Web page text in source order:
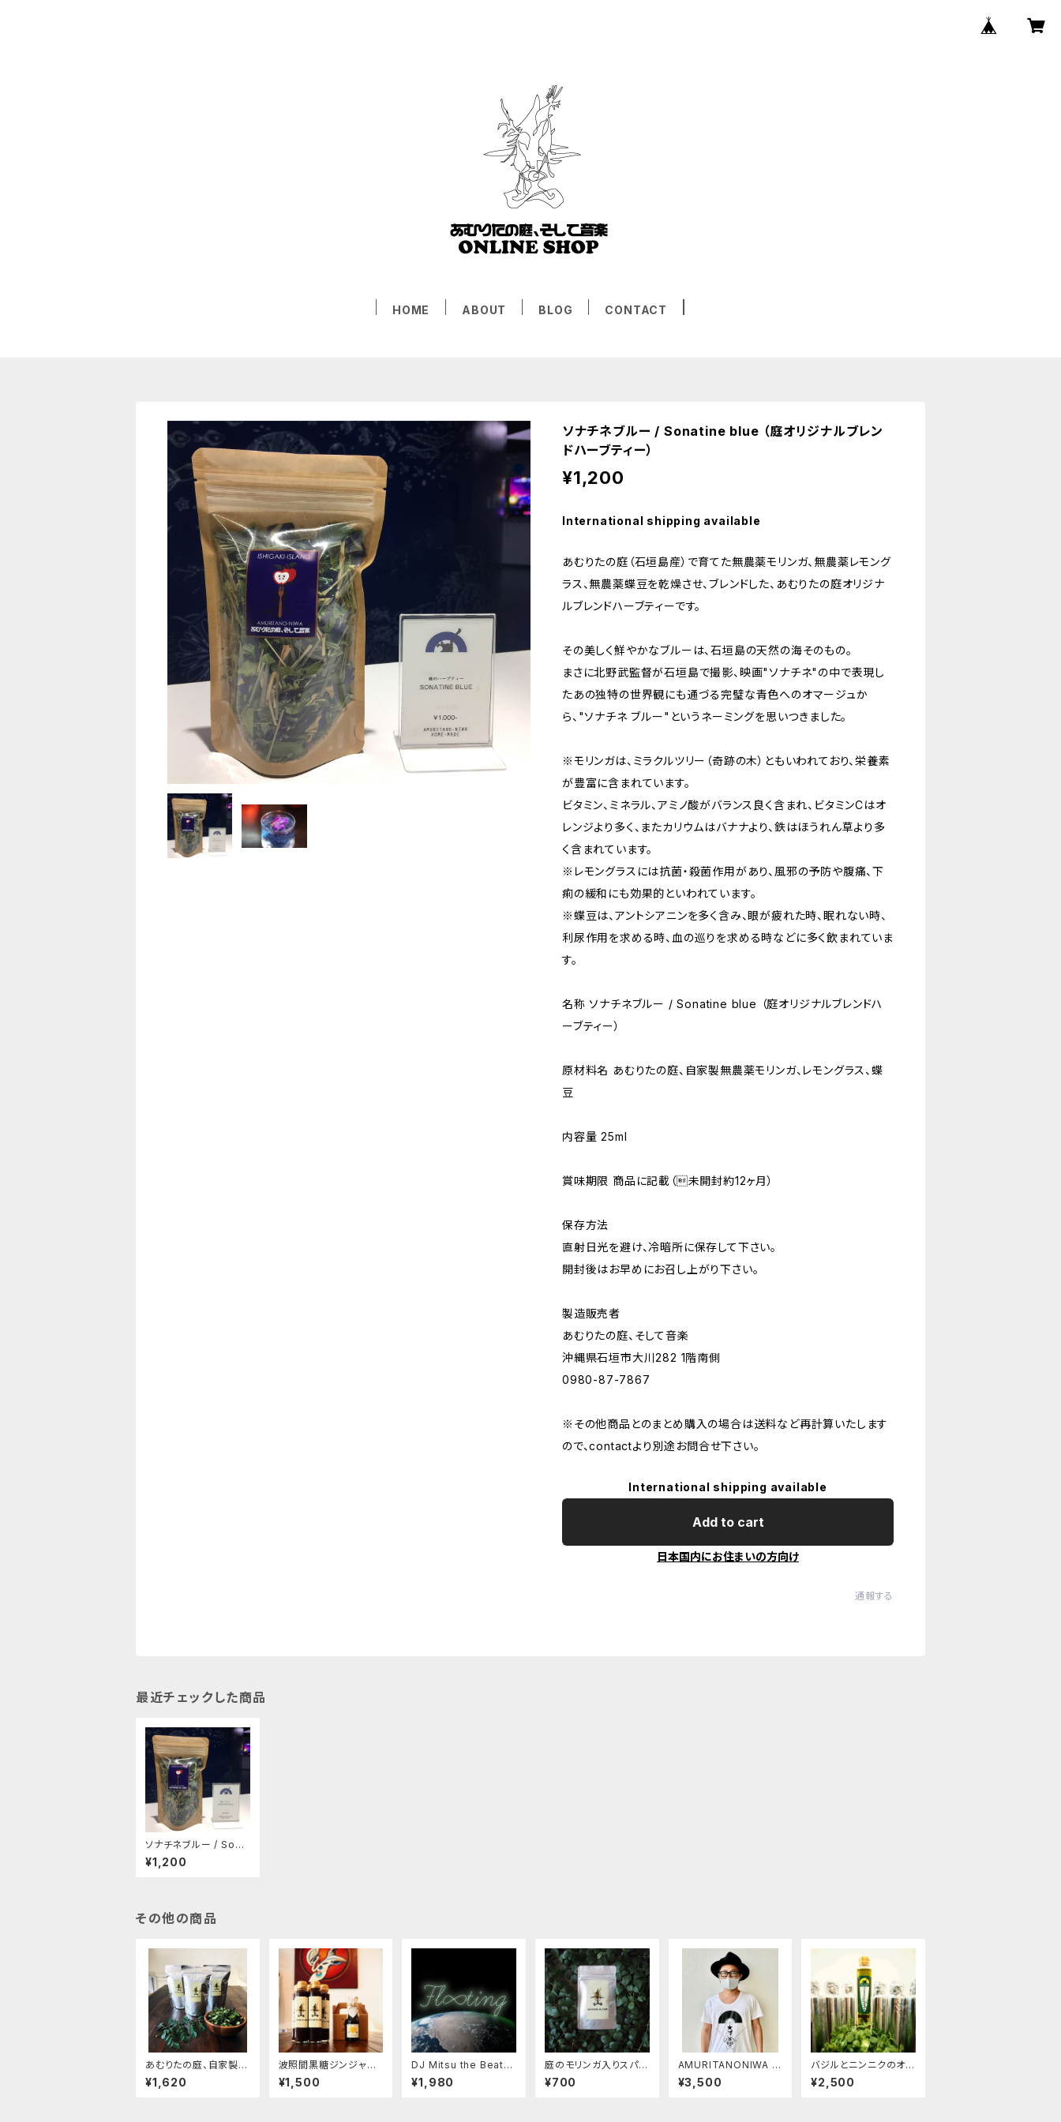
HOME ABOUT BLOG CONTACT
ソナチネブルー / Sonatine blue （庭オリジナルブレン
ドハーブティー）
¥1,200
International shipping available
あむりたの庭（石垣島産）で育てた無農薬モリンガ、無農薬レモング
ラス、無農薬蝶豆を乾燥させ、ブレンドした、あむりたの庭オリジナ
ルブレンドハーブティーです。
その美しく鮮やかなブルーは、石垣島の天然の海そのもの。
まさに北野武監督が石垣島で撮影、映画"ソナチネ"の中で表現し
たあの独特の世界観にも通づる完璧な青色へのオマージュか
ら、"ソナチネ ブルー"というネーミングを思いつきました。
※モリンガは、ミラクルツリー（奇跡の木）ともいわれており、栄養素
が豊富に含まれています。
ビタミン、ミネラル、アミノ酸がバランス良く含まれ、ビタミンCはオ
レンジより多く、またカリウムはバナナより、鉄はほうれん草より多
く含まれています。
※レモングラスには抗菌・殺菌作用があり、風邪の予防や腹痛、下
痢の緩和にも効果的といわれています。
※蝶豆は、アントシアニンを多く含み、眼が疲れた時、眠れない時、
利尿作用を求める時、血の巡りを求める時などに多く飲まれていま
す。
名称 ソナチネブルー / Sonatine blue （庭オリジナルブレンドハ
ーブティー）
原材料名 あむりたの庭、自家製無農薬モリンガ、レモングラス、蝶
豆
内容量 25ml
賞味期限 商品に記載（未開封約12ヶ月）
保存方法
直射日光を避け、冷暗所に保存して下さい。
開封後はお早めにお召し上がり下さい。
製造販売者
あむりたの庭、そして音楽
沖縄県石垣市大川282 1階南側
0980-87-7867
※その他商品とのまとめ購入の場合は送料など再計算いたします
ので、contactより別途お問合せ下さい。
International shipping available
Add to cart
日本国内にお住まいの方向け
通報する
最近チェックした商品
ソナチネブルー / Sona
tine blue （庭オリジナ
ルブレンドハーブティ
¥1,200
その他の商品
あむりたの庭、自家製モ
リンガのお茶（石垣島
産）
¥1,620
波照間黒糖ジンジャー
シロップ（ 注文本数が
合計4本以上（他商品含
¥1,500
DJ Mitsu the Beats
& Takumi Kaneko / f
l∞ting -フローティン
¥1,980
庭のモリンガ入りスパイ
ス塩
¥700
AMURITANONIWA O
RIGINAL TSHIRT 00
2
¥3,500
バジルとニンニクのオイ
ル （注文本数が合計7
本以上（他商品含む）の
¥2,500